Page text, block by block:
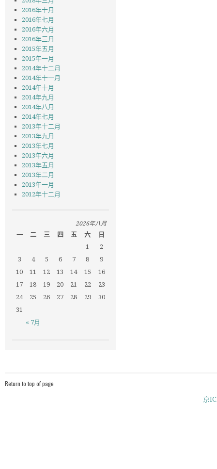
2016年十月
2016年七月
2016年六月
2016年三月
2015年五月
2015年一月
2014年十二月
2014年十一月
2014年十月
2014年九月
2014年八月
2014年七月
2013年十二月
2013年九月
2013年七月
2013年六月
2013年五月
2013年二月
2013年一月
2012年十二月
2026年八月
一 二 三 四 五 六 日
« 7月
1
2
3
4 5 6 7 8
9
10
11 12 13 14 15
16
17
18 19 20 21 22
23
24
25 26 27 28 29
30
31
Return to top of page
京